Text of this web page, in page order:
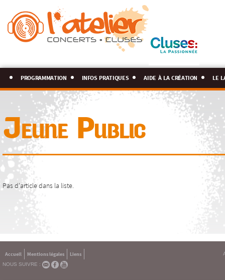
programmation infos pratiques aide à la création le
Jeune Public
Pas d'article dans la liste.
Accueil Mentions légales
Liens
NOUS SUIVRE :